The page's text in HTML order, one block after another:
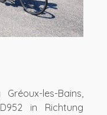
les-Bains,
in Richtung